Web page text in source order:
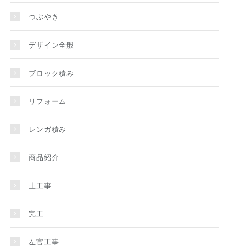
つぶやき
デザイン全般
ブロック積み
リフォーム
レンガ積み
商品紹介
土工事
完工
左官工事